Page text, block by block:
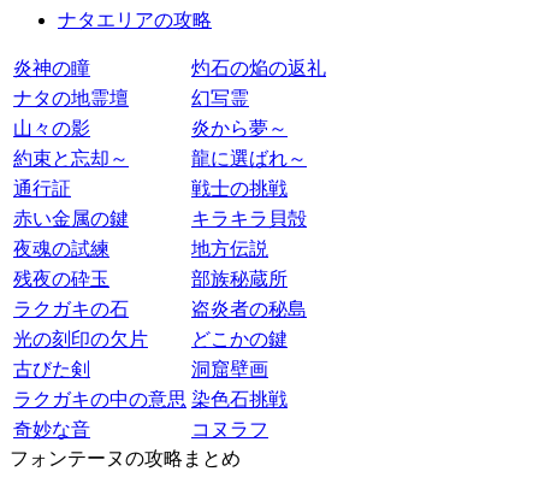
ナタエリアの攻略
炎神の瞳
灼石の焔の返礼
ナタの地霊壇
幻写霊
山々の影
炎から夢～
約束と忘却～
龍に選ばれ～
通行証
戦士の挑戦
赤い金属の鍵
キラキラ貝殻
夜魂の試練
地方伝説
残夜の砕玉
部族秘蔵所
ラクガキの石
盗炎者の秘島
光の刻印の欠片
どこかの鍵
古びた剣
洞窟壁画
ラクガキの中の意思 染色石挑戦
奇妙な音
コヌラフ
フォンテーヌの攻略まとめ